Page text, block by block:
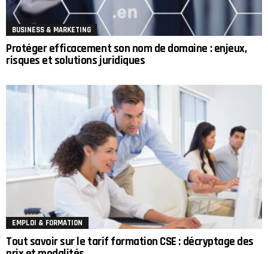
BUSINESS & MARKETING
Protéger efficacement son nom de domaine : enjeux,
risques et solutions juridiques
EMPLOI & FORMATION
Tout savoir sur le tarif formation CSE : décryptage des